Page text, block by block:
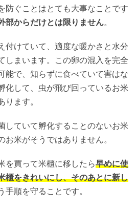
防ぐことはとても大事なことです
部からだけとは限りません。
付けていて、適度な暖かさと水分
しまいます。この卵の混入を完全
能で、知らずに食べていて害はな
化して、虫が飛び回っているお米
ります。
していて孵化することのないお米
お米がそうではありません。
を買って米櫃に移したら早めに使
櫃をきれいにし、そのあとに新し
手順を守ることです。